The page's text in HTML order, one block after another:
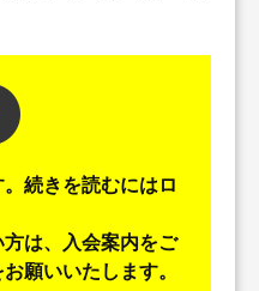
続きを読むにはロ
は、入会案内をご
願いいたします。